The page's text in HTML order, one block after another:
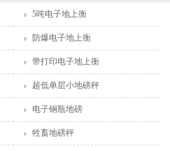
5吨电子地上衡
防爆电子地上衡
带打印电子地上衡
超低单层小地磅秤
电子钢瓶地磅
牲畜地磅秤